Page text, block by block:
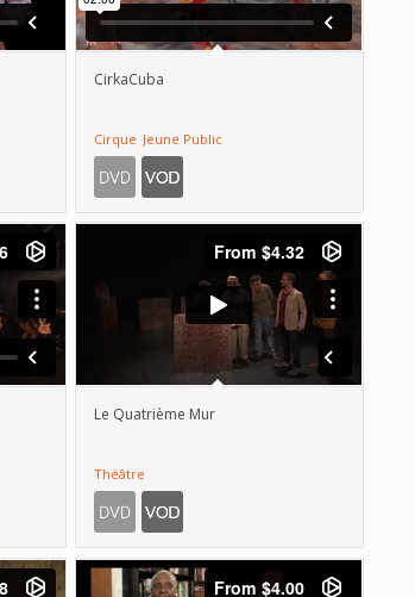
CirkaCuba
Cirque Jeune Public
Le Quatrième Mur
Théâtre